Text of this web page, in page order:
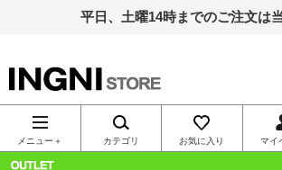
平日、土曜14時までのご注文は
INGNI（イン
グ）公式通
メニュー＋ カテゴリ お気に入り マイ